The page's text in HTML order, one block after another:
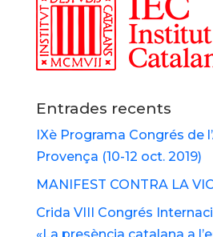
Entrades recents
IXè Programa Congrés de
Provença (10-12 oct. 2019)
MANIFEST CONTRA LA
Crida VIII Congrés